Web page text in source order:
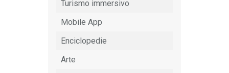
Turismo immersivo
Mobile App
Enciclopedie
Arte